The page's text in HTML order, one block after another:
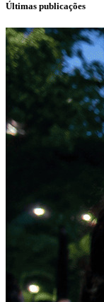
Últimas publicações